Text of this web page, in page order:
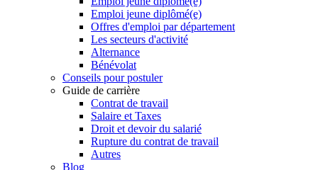
Emploi jeune diplômé(e)
Offres d'emploi par département
Les secteurs d'activité
Alternance
Bénévolat
Conseils pour postuler
Guide de carrière
Contrat de travail
Salaire et Taxes
Droit et devoir du salarié
Rupture du contrat de travail
Autres
Blog